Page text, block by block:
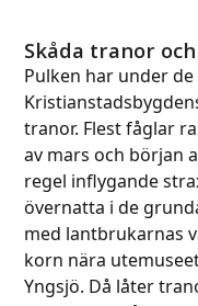
Skåda tranor
Pulken har under
tranor. Flest fåglar
av mars och början
regel inflygande
övernatta i de
med lantbrukarnas
korn nära
Yngsjö. Då låter